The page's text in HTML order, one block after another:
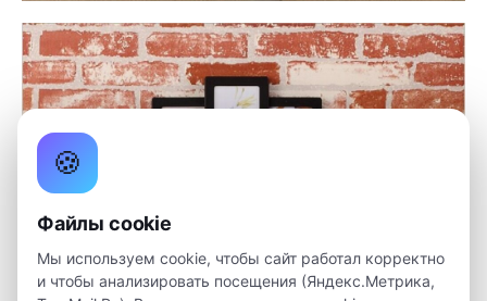
🍪
Файлы cookie
Мы используем cookie, чтобы сайт работал корректно
и чтобы анализировать посещения (Яндекс.Метрика,